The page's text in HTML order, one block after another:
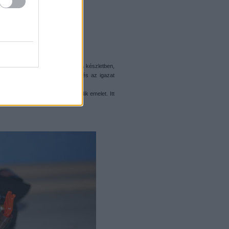
(Ez) ami nem igazán tetszett a készletben,
megoldható lett volna, és az igazat
legutolsó) következhet a második emelet. Itt